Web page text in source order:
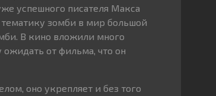
успешного писателя Макса
зомби в мир большой
В кино вложили много
ожидать от фильма, что он
оно укрепляет и без того